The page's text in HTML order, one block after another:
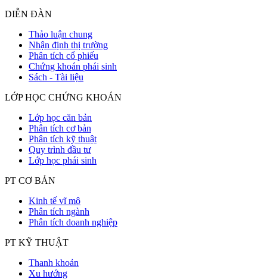
DIỄN ĐÀN
Thảo luận chung
Nhận định thị trường
Phân tích cổ phiếu
Chứng khoán phái sinh
Sách - Tài liệu
LỚP HỌC CHỨNG KHOÁN
Lớp học căn bản
Phân tích cơ bản
Phân tích kỹ thuật
Quy trình đầu tư
Lớp học phái sinh
PT CƠ BẢN
Kinh tế vĩ mô
Phân tích ngành
Phân tích doanh nghiệp
PT KỸ THUẬT
Thanh khoản
Xu hướng